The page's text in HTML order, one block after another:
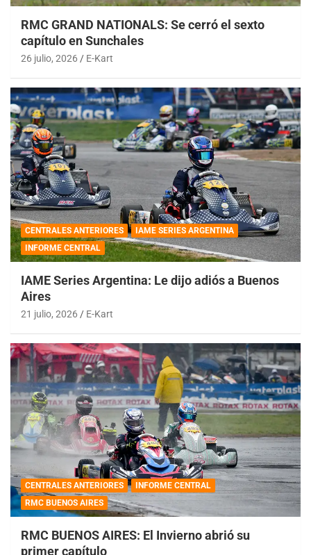
RMC GRAND NATIONALS: Se cerró el sexto
capítulo en Sunchales
26 julio, 2026 E-Kart
CENTRALES ANTERIORES
IAME SERIES ARGENTINA
INFORME CENTRAL
IAME Series Argentina: Le dijo adiós a Buenos
Aires
21 julio, 2026 E-Kart
CENTRALES ANTERIORES
INFORME CENTRAL
RMC BUENOS AIRES
RMC BUENOS AIRES: El Invierno abrió su
primer capítulo